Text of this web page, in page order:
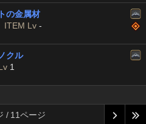
の金属材
ITEM Lv -
クル
1
/ 11ページ